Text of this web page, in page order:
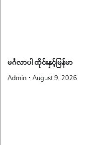
မင်္ဂလာပါ ထိုင်းနှင့်မြန်မာ
Admin August 9, 2026